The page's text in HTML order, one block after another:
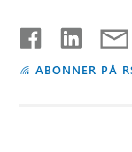
ABONNER PÅ